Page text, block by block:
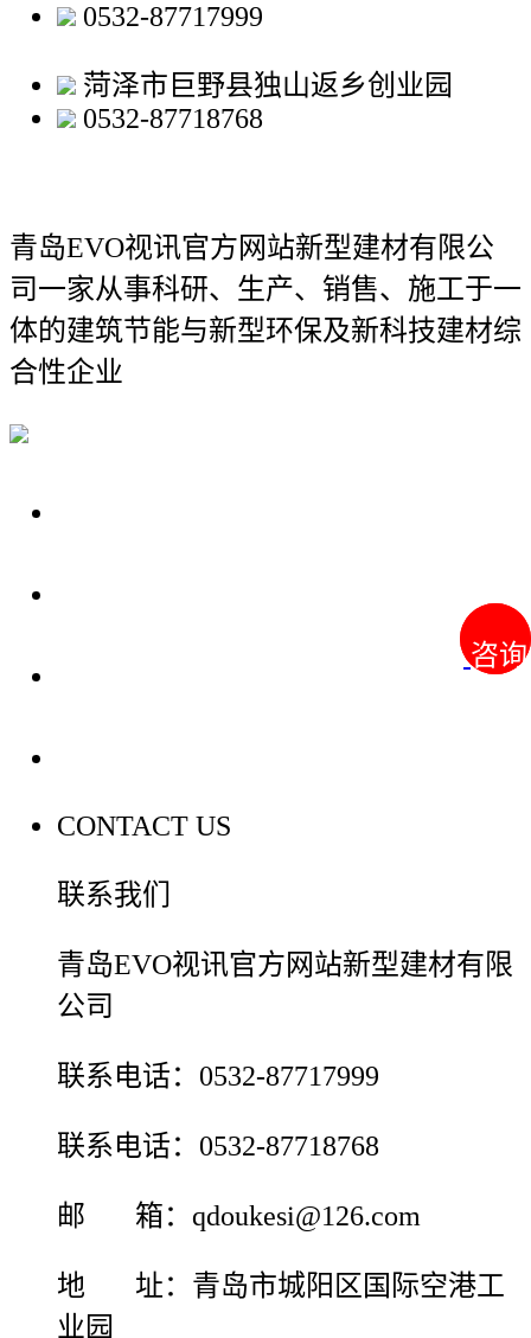
咨询
咨询
0532-87717999
菏泽市巨野县独山返乡创业园
0532-87718768
青岛EVO视讯官方网站新型建材有限公
司一家从事科研、生产、销售、施工于一
体的建筑节能与新型环保及新科技建材综
合性企业
CONTACT US
联系我们
青岛EVO视讯官方网站新型建材有限
公司
联系电话：0532-87717999
联系电话：0532-87718768
邮 箱：qdoukesi@126.com
地 址：青岛市城阳区国际空港工
业园